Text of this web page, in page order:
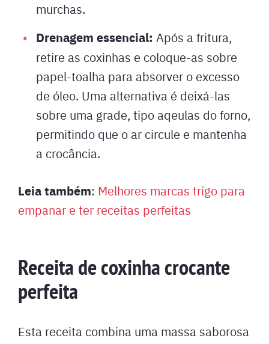
murchas.
Drenagem essencial: Após a fritura,
retire as coxinhas e coloque-as sobre
papel-toalha para absorver o excesso
de óleo. Uma alternativa é deixá-las
sobre uma grade, tipo aqeulas do forno,
permitindo que o ar circule e mantenha
a crocância.
Leia também: Melhores marcas trigo para
empanar e ter receitas perfeitas
Receita de coxinha crocante
perfeita
Esta receita combina uma massa saborosa